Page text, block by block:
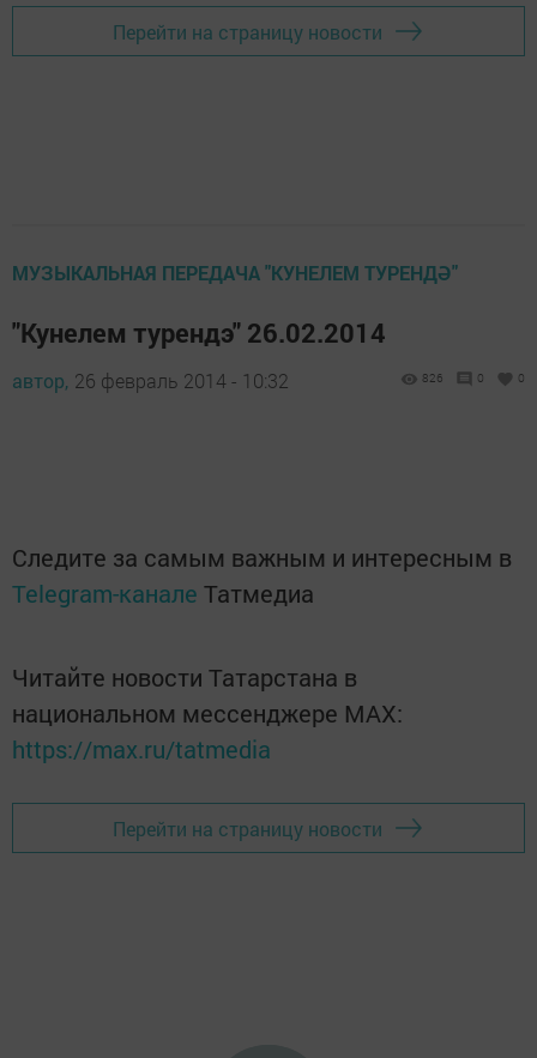
Перейти на страницу новости
МУЗЫКАЛЬНАЯ ПЕРЕДАЧА "КУНЕЛЕМ ТУРЕНДӘ"
"Кунелем турендэ" 26.02.2014
автор, 26 февраль 2014 - 10:32 826 0 0
Следите за самым важным и интересным в
Telegram-канале Татмедиа
Читайте новости Татарстана в
национальном мессенджере MАХ:
https://max.ru/tatmedia
Перейти на страницу новости